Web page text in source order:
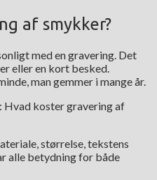
af smykker?
med en gravering. Det
eller en kort besked.
man gemmer i mange år.
koster gravering af
størrelse, tekstens
alle betydning for både